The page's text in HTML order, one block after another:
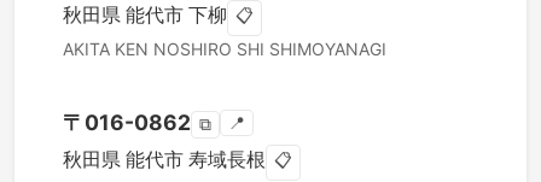
秋田県 能代市 下柳 📋
AKITA KEN NOSHIRO SHI SHIMOYANAGI
〒 016-0862 ⧉ 📍
秋田県 能代市 寿域長根 📋